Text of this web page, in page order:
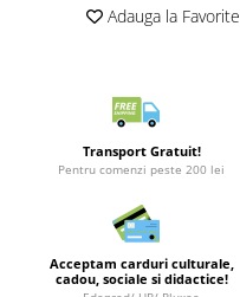
Brelocuri
Totoro/Kiki etc
Minecraft
Adauga la Favorite
Transport Gratuit!
Pentru comenzi peste 200 lei
Acceptam carduri culturale,
cadou, sociale si didactice!